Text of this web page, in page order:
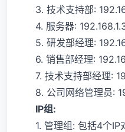
3. 技术支持部:
4. 服务器:
5. 研发部经理:
6. 销售部经理:
7. 技术支持部经理:
8. 公司网络管理员:
IP组:
1. 管理组: 包括4个